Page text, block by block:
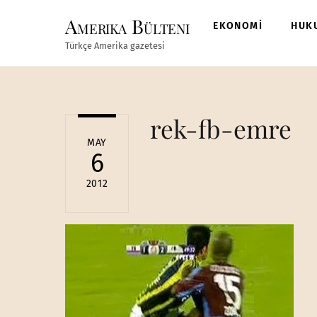
Amerika Bülteni
Türkçe Amerika gazetesi
EKONOMİ
MAY
6
2012
rek-fb-emre